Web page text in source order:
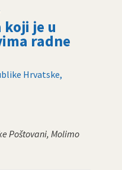
je u
radne
Hrvatske,
Poštovani, Molimo